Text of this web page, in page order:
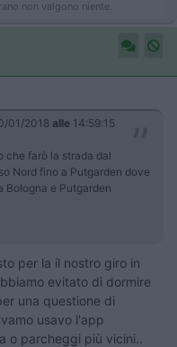
non valgono niente.
01/2018 alle 14:59:15
che farò la strada dal
Nord fino a Putgarden dove
Bologna e Putgarden
per la il nostro giro in
evitato di dormire
una questione di
usavo l'app
o parcheggi più vicini..